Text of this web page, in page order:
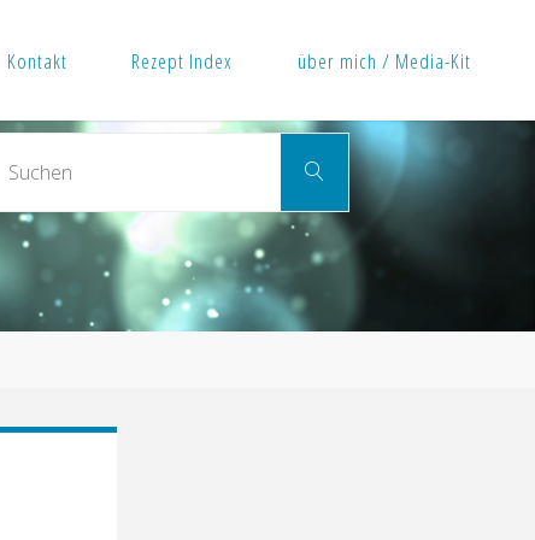
Kontakt Rezept Index über mich / Media-Kit
Suchen
nach:
Suchen